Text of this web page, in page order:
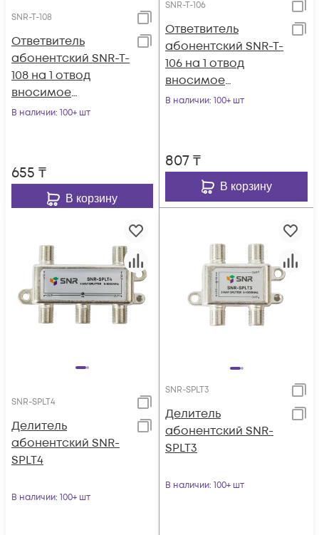
SNR-T-108
Ответвитель
абонентский SNR-T-
108 на 1 отвод
вносимое
затухание IN-TAP
В наличии: 100+ шт
655 ₸
В корзину
SNR-T-106
Ответвитель
абонентский SNR-T-
106 на 1 отвод
вносимое
затухание IN-TAP
В наличии: 100+ шт
807₸
В корзину
SNR-SPLT4
Делитель
абонентский SNR-
SPLT4
В наличии: 100+ шт
SNR-SPLT3
Делитель
абонентский SNR-
SPLT3
В наличии: 100+ шт